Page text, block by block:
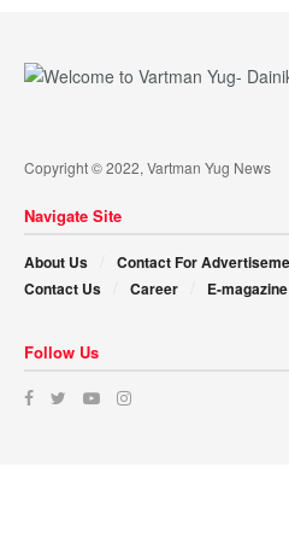
Copyright © 2022, Vartman Yug News
Navigate Site
About Us Contact For
Contact Us
Career E-magazine
Follow Us